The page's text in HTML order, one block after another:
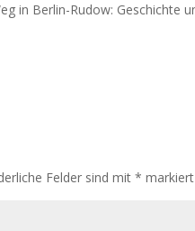
in Berlin-Rudow: Geschichte
Felder sind mit* markiert